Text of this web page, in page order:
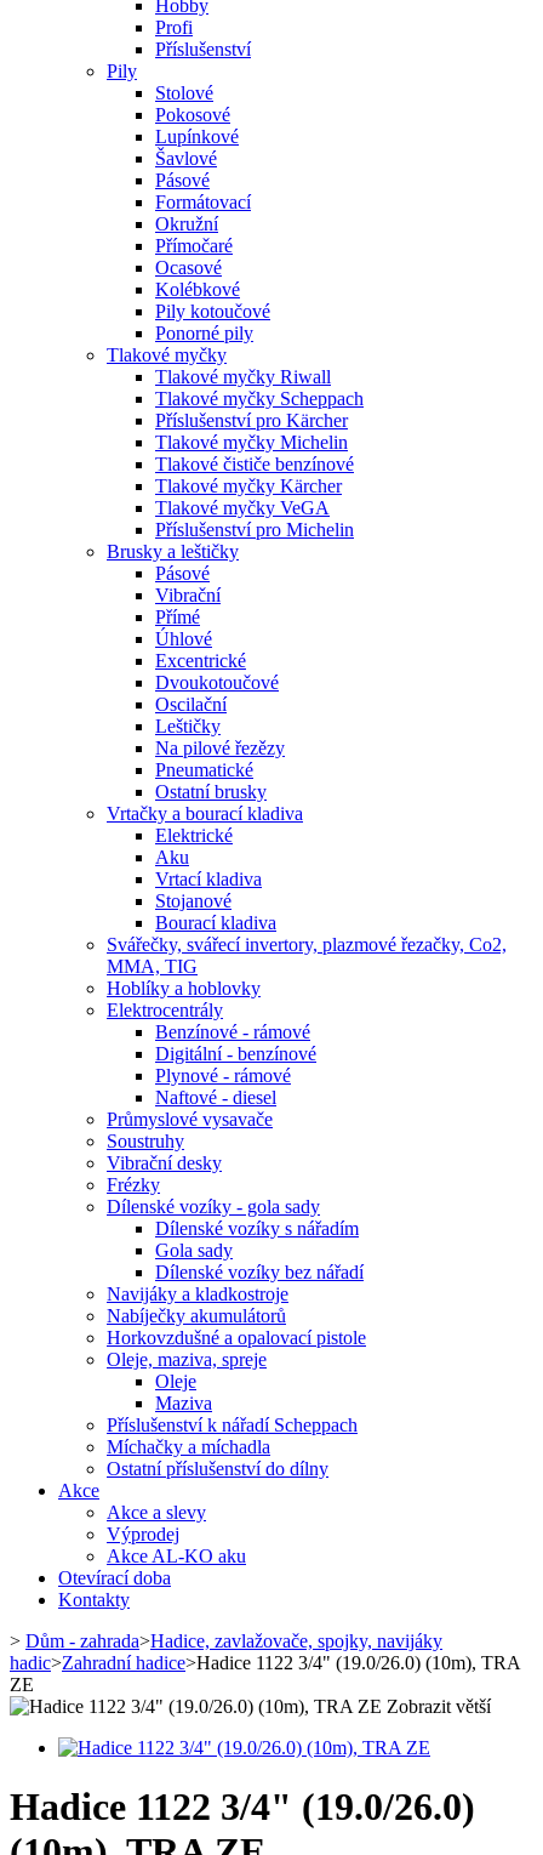
Hobby
Profi
Příslušenství
Pily
Stolové
Pokosové
Lupínkové
Šavlové
Pásové
Formátovací
Okružní
Přímočaré
Ocasové
Kolébkové
Pily kotoučové
Ponorné pily
Tlakové myčky
Tlakové myčky Riwall
Tlakové myčky Scheppach
Příslušenství pro Kärcher
Tlakové myčky Michelin
Tlakové čističe benzínové
Tlakové myčky Kärcher
Tlakové myčky VeGA
Příslušenství pro Michelin
Brusky a leštičky
Pásové
Vibrační
Přímé
Úhlové
Excentrické
Dvoukotoučové
Oscilační
Leštičky
Na pilové řezězy
Pneumatické
Ostatní brusky
Vrtačky a bourací kladiva
Elektrické
Aku
Vrtací kladiva
Stojanové
Bourací kladiva
Svářečky, svářecí invertory, plazmové řezačky, Co2,
MMA, TIG
Hoblíky a hoblovky
Elektrocentrály
Benzínové - rámové
Digitální - benzínové
Plynové - rámové
Naftové - diesel
Průmyslové vysavače
Soustruhy
Vibrační desky
Frézky
Dílenské vozíky - gola sady
Dílenské vozíky s nářadím
Gola sady
Dílenské vozíky bez nářadí
Navijáky a kladkostroje
Nabíječky akumulátorů
Horkovzdušné a opalovací pistole
Oleje, maziva, spreje
Oleje
Maziva
Příslušenství k nářadí Scheppach
Míchačky a míchadla
Ostatní příslušenství do dílny
Akce
Akce a slevy
Výprodej
Akce AL-KO aku
Otevírací doba
Kontakty
> Dům - zahrada>Hadice, zavlažovače, spojky, navijáky
hadic>Zahradní hadice>Hadice 1122 3/4" (19.0/26.0) (10m), TRA
ZE
Zobrazit větší
Hadice 1122 3/4" (19.0/26.0)